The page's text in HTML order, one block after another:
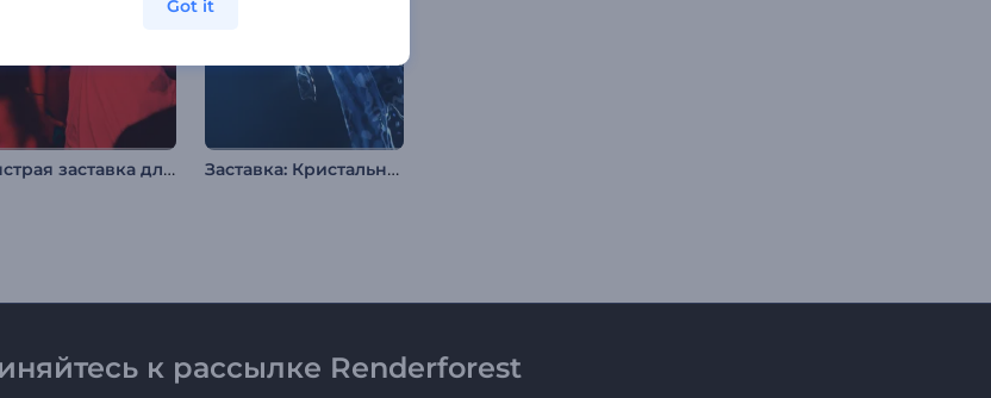
Быстрая заставка для YouTube Заставка: Кристальная вода
к рассылке Renderforest
Got it